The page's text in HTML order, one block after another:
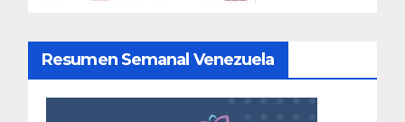
Resumen Semanal Venezuela